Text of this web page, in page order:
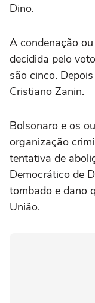
Dino.
A condenação
decidida pelo
são cinco.
Cristiano Zanin.
Bolsonaro e os
organização
tentativa de
Democrático de
tombado e dano
União.